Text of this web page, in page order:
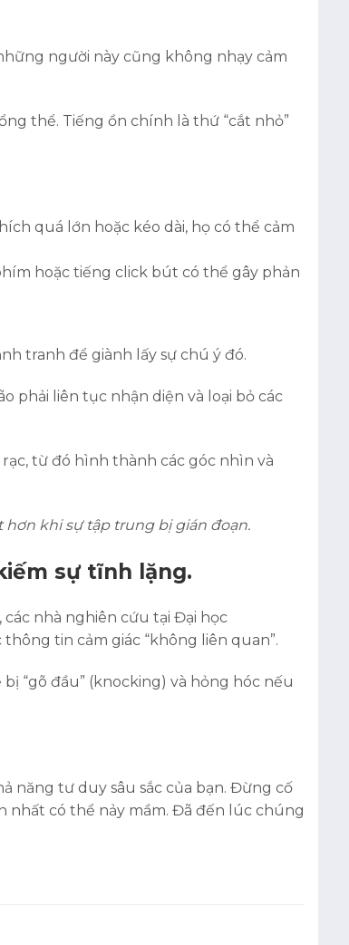
người này cũng không nhạy cảm
thể. Tiếng ồn chính là thứ “cắt nhỏ”
quá lớn hoặc kéo dài, họ có thể cảm
hoặc tiếng click bút có thể gây phản
tranh để giành lấy sự chú ý đó.
phải liên tục nhận diện và loại bỏ các
từ đó hình thành các góc nhìn và
khi sự tập trung bị gián đoạn.
sự tĩnh lặng.
nhà nghiên cứu tại Đại học
tin cảm giác “không liên quan”.
“gõ đầu” (knocking) và hỏng hóc nếu
năng tư duy sâu sắc của bạn. Đừng cố
nhất có thể nảy mầm. Đã đến lúc chúng